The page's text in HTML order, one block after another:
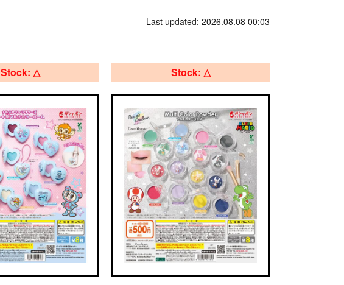
Last updated: 2026.08.08 00:03
Stock: △ Stock: △